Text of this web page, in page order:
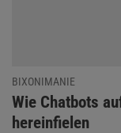
BIXONIMANIE
:
Wie Chatbots
hereinfielen